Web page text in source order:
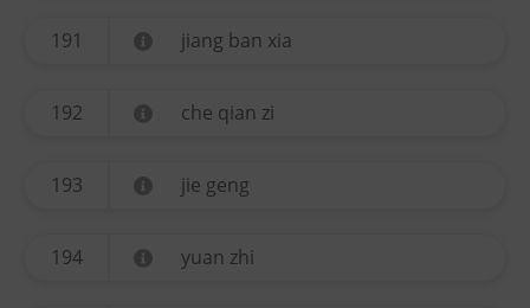
191 jiang ban xia
192 che qian zi
193 jie geng
194 yuan zhi